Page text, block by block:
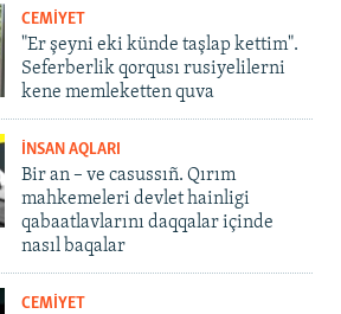
CEMİYET
"Er şeyni eki künde taşlap kettim".
Seferberlik qorqusı rusiyelilerni
kene memleketten quva
İNSAN AQLARI
Bir an – ve casussıñ. Qırım
mahkemeleri devlet hainligi
qabaatlavlarını daqqalar içinde
nasıl baqalar
CEMİYET